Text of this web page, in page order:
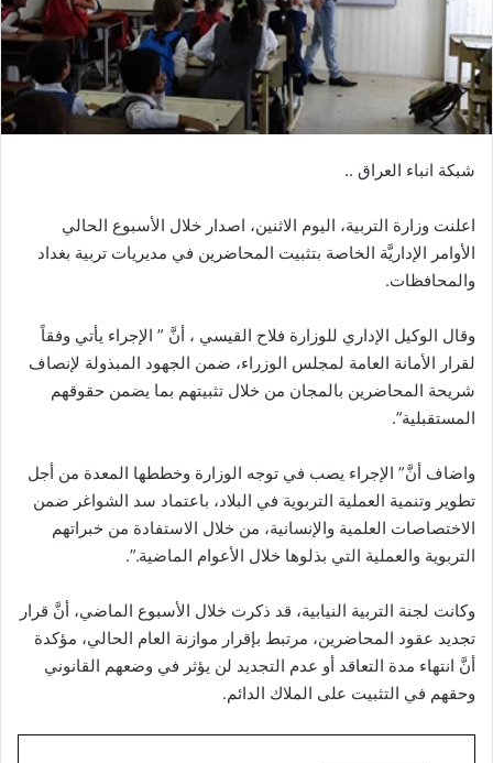
شبكة انباء العراق ..
اعلنت وزارة التربية، اليوم الاثنين، اصدار خلال الأسبوع الحالي
الأوامر الإداريَّة الخاصة بتثبيت المحاضرين في مديريات تربية بغداد
والمحافظات.
وقال الوكيل الإداري للوزارة فلاح القيسي ، أنَّ ” الإجراء يأتي وفقاً
لقرار الأمانة العامة لمجلس الوزراء، ضمن الجهود المبذولة لإنصاف
شريحة المحاضرين بالمجان من خلال تثبيتهم بما يضمن حقوقهم
المستقبلية”.
واضاف أنَّ” الإجراء يصب في توجه الوزارة وخططها المعدة من أجل
تطوير وتنمية العملية التربوية في البلاد، باعتماد سد الشواغر ضمن
الاختصاصات العلمية والإنسانية، من خلال الاستفادة من خبراتهم
التربوية والعملية التي بذلوها خلال الأعوام الماضية.”.
وكانت لجنة التربية النيابية، قد ذكرت خلال الأسبوع الماضي، أنَّ قرار
تجديد عقود المحاضرين، مرتبط بإقرار موازنة العام الحالي، مؤكدة
أنَّ انتهاء مدة التعاقد أو عدم التجديد لن يؤثر في وضعهم القانوني
وحقهم في التثبيت على الملاك الدائم.